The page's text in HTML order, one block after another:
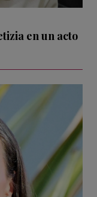
en un acto